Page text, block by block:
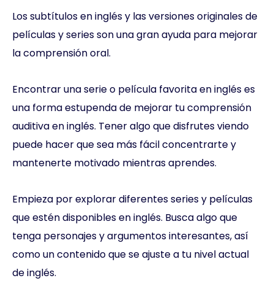
Los subtítulos en inglés y las versiones originales de
películas y series son una gran ayuda para mejorar
la comprensión oral.
Encontrar una serie o película favorita en inglés es
una forma estupenda de mejorar tu comprensión
auditiva en inglés. Tener algo que disfrutes viendo
puede hacer que sea más fácil concentrarte y
mantenerte motivado mientras aprendes.
Empieza por explorar diferentes series y películas
que estén disponibles en inglés. Busca algo que
tenga personajes y argumentos interesantes, así
como un contenido que se ajuste a tu nivel actual
de inglés.